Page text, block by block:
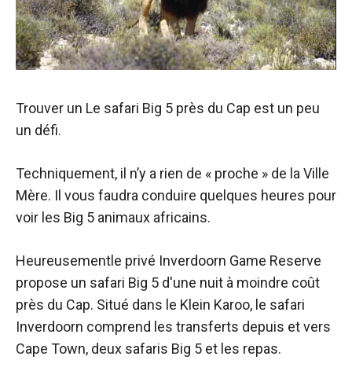
Trouver un Le safari Big 5 près du Cap est un peu
un défi.
Techniquement, il n’y a rien de « proche » de la Ville
Mère. Il vous faudra conduire quelques heures pour
voir les Big 5 animaux africains.
Heureusementle privé Inverdoorn Game Reserve
propose un safari Big 5 d'une nuit à moindre coût
près du Cap. Situé dans le Klein Karoo, le safari
Inverdoorn comprend les transferts depuis et vers
Cape Town, deux safaris Big 5 et les repas.